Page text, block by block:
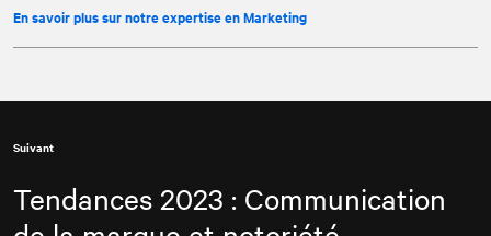
En savoir plus sur notre expertise en Marketing
Suivant
Tendances 2023 : Communication